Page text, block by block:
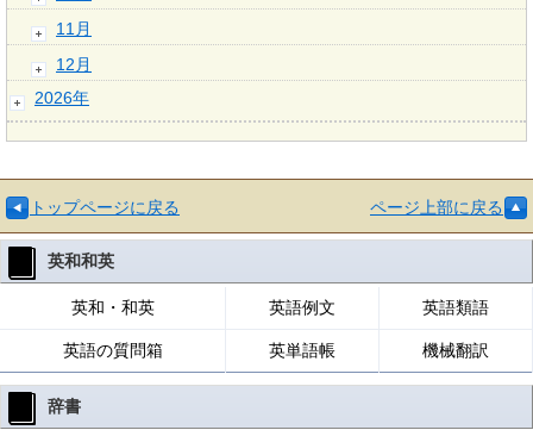
11月
12月
2026年
トップページに戻る ページ上部に戻る
英和和英
英和・和英 英語例文 英語類語
英語の質問箱 英単語帳 機械翻訳
辞書